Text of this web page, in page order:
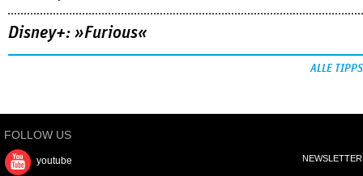
Disney+: »Furious«
ALLE TIPPS
FOLLOW US
youtube NEWSLETTER